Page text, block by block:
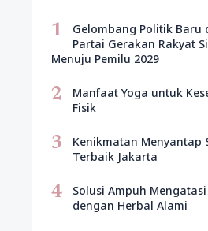
1
Gelombang Politik Baru
Partai Gerakan Rakyat
Menuju Pemilu 2029
2
Manfaat Yoga untuk
Fisik
3
Kenikmatan Menyantap
Terbaik Jakarta
4
Solusi Ampuh
dengan Herbal Alami